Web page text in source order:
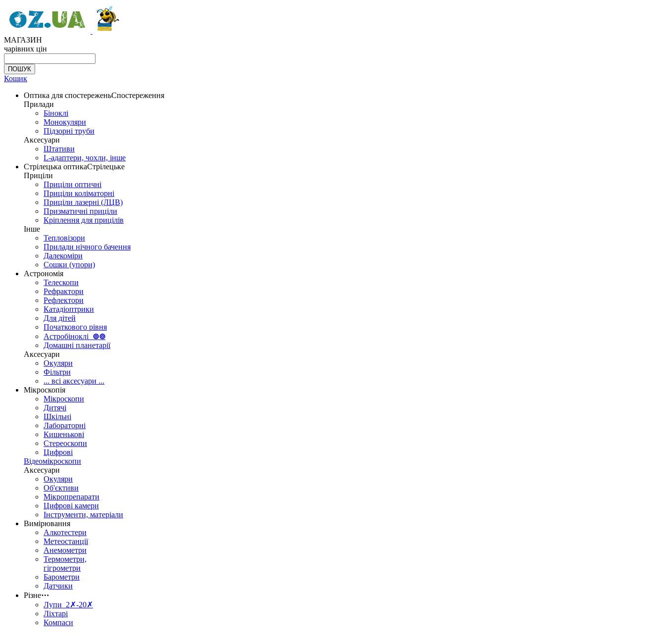
МАГАЗИН
чарівних цін
Кошик
Оптика для спостереженьСпостереження
Прилади
Біноклі
Монокуляри
Підзорні труби
Аксесуари
Штативи
L-адаптери, чохли, інше
Стрілецька оптикаСтрілецьке
Приціли
Приціли оптичні
Приціли коліматорні
Приціли лазерні (ЛЦВ)
Призматичні приціли
Кріплення для прицілів
Інше
Тепловізори
Прилади нічного бачення
Далекоміри
Сошки (упори)
Астрономія
Телескопи
Рефрактори
Рефлектори
Катадіоптрики
Для дітей
Початкового рівня
Астробіноклі ⊚⊚
Домашні планетарії
Аксесуари
Окуляри
Фільтри
... всі аксесуари ...
Мікроскопія
Мікроскопи
Дитячі
Шкільні
Лабораторні
Кишенькові
Стереоскопи
Цифрові
Відеомікроскопи
Аксесуари
Окуляри
Об'єктиви
Мікропрепарати
Цифрові камери
Інструменти, матеріали
Вимірювання
Алкотестери
Метеостанції
Анемометри
Термометри,
гігрометри
Барометри
Датчики
Різне⋯
Лупи 2✗-20✗
Ліхтарі
Компаси